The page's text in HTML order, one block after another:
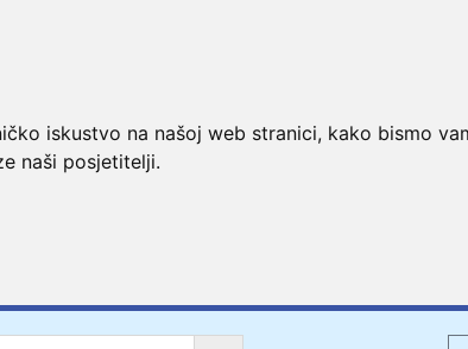
iskustvo na našoj web stranici, kako bismo
naši posjetitelji.